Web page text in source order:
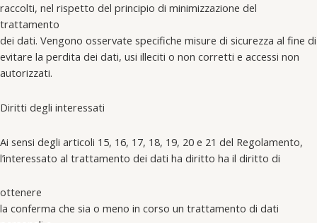
raccolti, nel rispetto del principio di minimizzazione del
trattamento
dei dati. Vengono osservate specifiche misure di sicurezza al fine di
evitare la perdita dei dati, usi illeciti o non corretti e accessi non
autorizzati.
Diritti degli interessati
Ai sensi degli articoli 15, 16, 17, 18, 19, 20 e 21 del Regolamento,
l’interessato al trattamento dei dati ha diritto ha il diritto di
ottenere
la conferma che sia o meno in corso un trattamento di dati